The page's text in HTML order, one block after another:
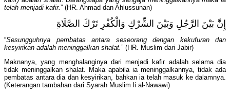
telah menjadi kafir.” (HR. Ahmad dan Ahlussunan)
إِنَّ بَيْنَ الرَّجُلِ وَبَيْنَ الشِّرْكِ وَالْكُفْرِ تَرْكَ الصَّلَاةِ
“Sesungguhnya pembatas antara seseorang dengan kekufuran dan
kesyirikan adalah meninggalkan shalat.” (HR. Muslim dari Jabir)
Maknanya, yang menghalanginya dari menjadi kafir adalah selama dia
tidak meninggalkan shalat. Maka apabila ia meninggalkannya, tidak ada
pembatas antara dia dan kesyirikan, bahkan ia telah masuk ke dalamnya.
(Keterangan tambahan dari Syarah Muslim li al-Nawawi)